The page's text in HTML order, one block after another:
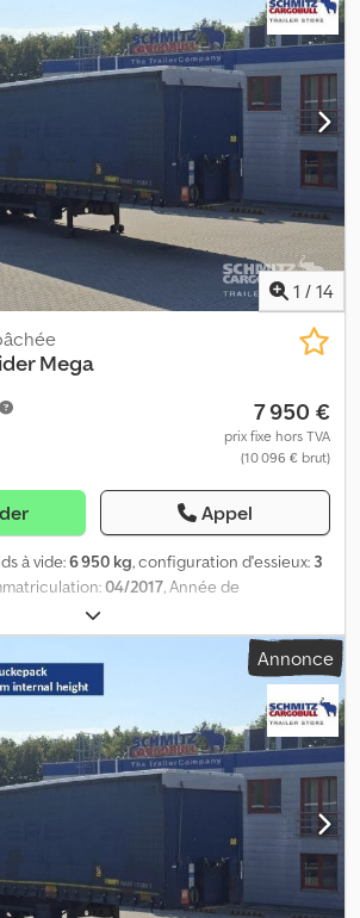
1 / 14
Mega
7 950 €
prix fixe hors TVA
(10 096 € brut)
Appel
à vide:6 950 kg, configuration d'essieux: 3
04/2017 , Année de
, Poids à vide : 6 950 kg. Vous trouverez sur
de tous les véhicules
besoin d’un financement ? Nous
de financement personnalisées, des
et des services télématiques. Nous
conseiller personnellement. Dwsdpfx
Annonce